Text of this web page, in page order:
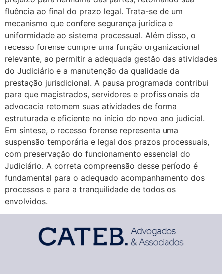
fluência ao final do prazo legal. Trata-se de um
mecanismo que confere segurança jurídica e
uniformidade ao sistema processual. Além disso, o
recesso forense cumpre uma função organizacional
relevante, ao permitir a adequada gestão das atividades
do Judiciário e a manutenção da qualidade da
prestação jurisdicional. A pausa programada contribui
para que magistrados, servidores e profissionais da
advocacia retomem suas atividades de forma
estruturada e eficiente no início do novo ano judicial.
Em síntese, o recesso forense representa uma
suspensão temporária e legal dos prazos processuais,
com preservação do funcionamento essencial do
Judiciário. A correta compreensão desse período é
fundamental para o adequado acompanhamento dos
processos e para a tranquilidade de todos os
envolvidos.